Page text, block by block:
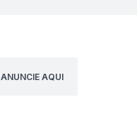
ANUNCIE AQUI